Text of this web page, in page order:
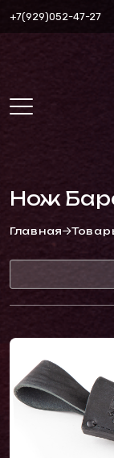
+7(929)052-47-27
Нож
Главная